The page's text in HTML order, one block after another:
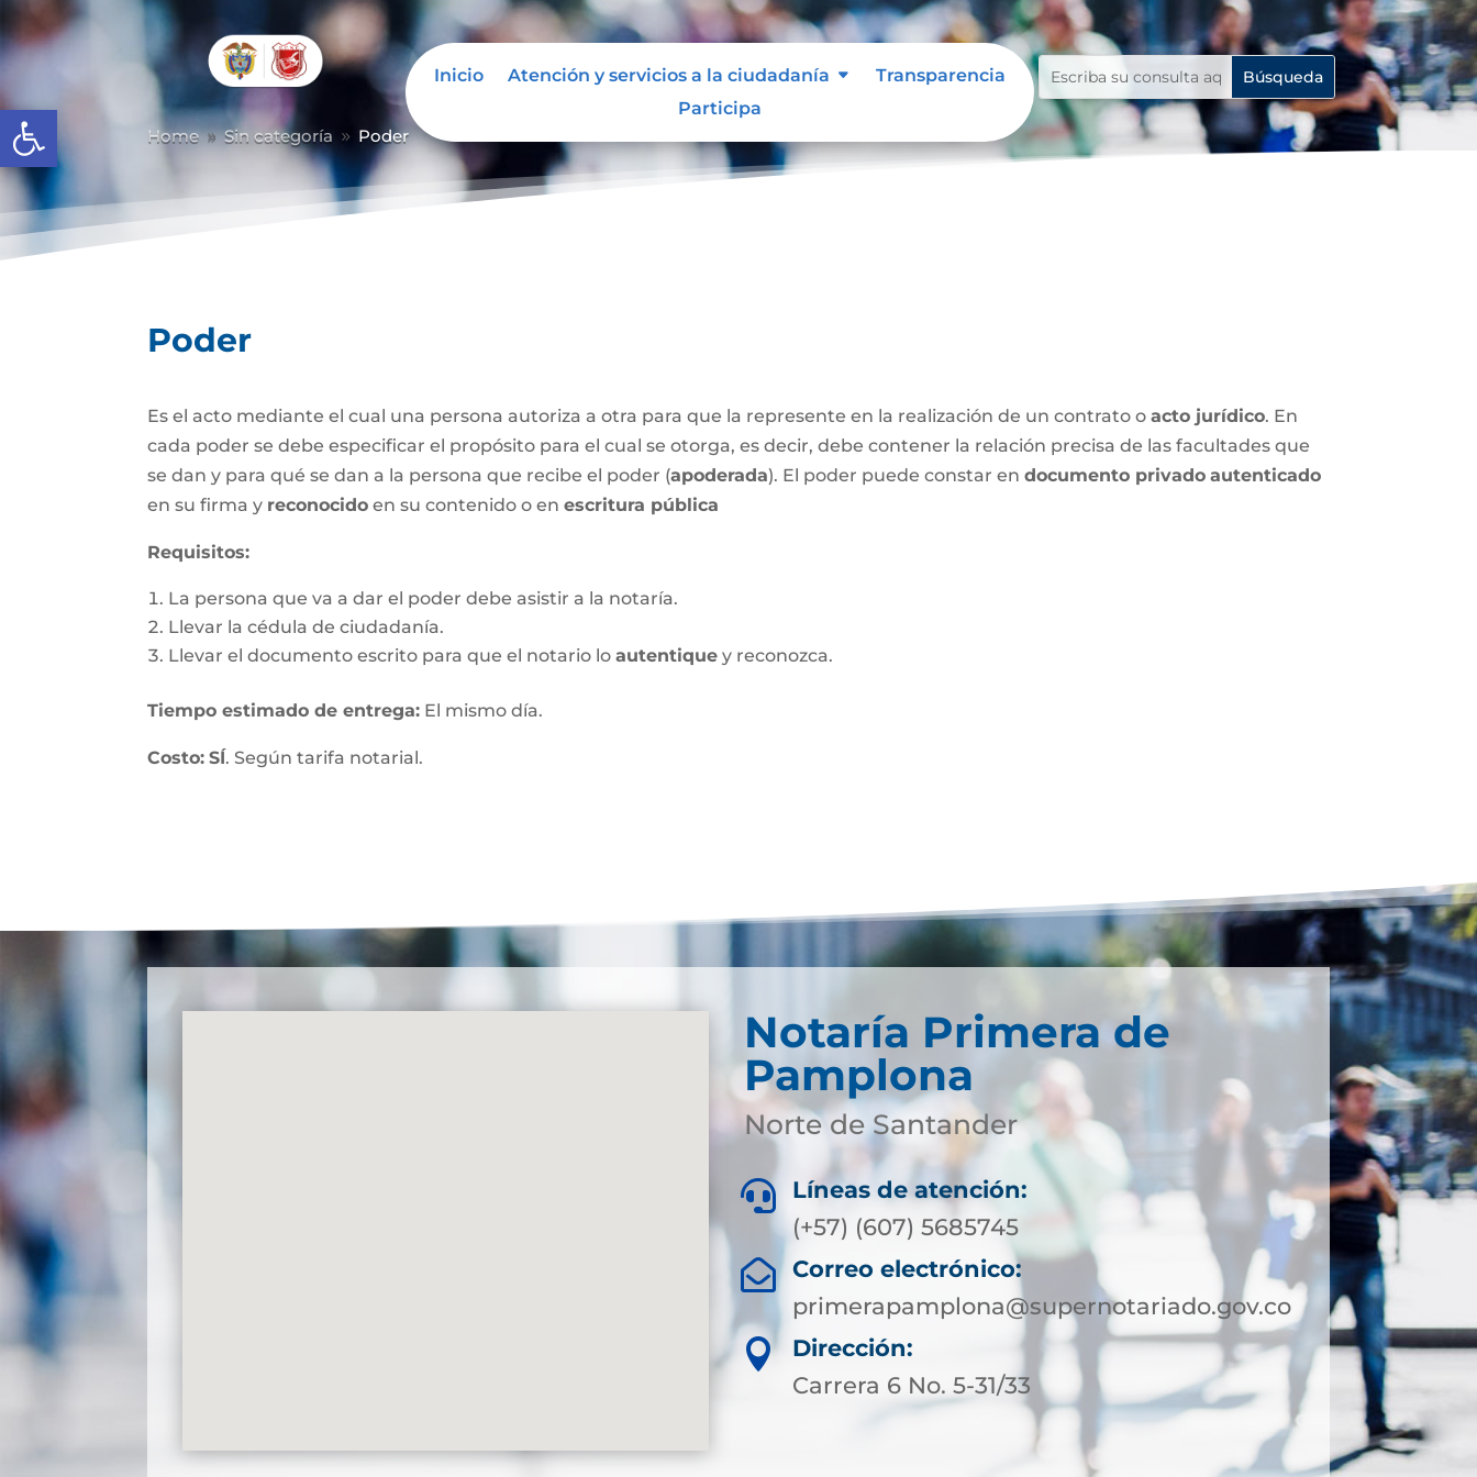
Abrir barra de herramientas
Inicio Atención y servicios a la ciudadanía
Transparencia
Participa
Home 9 Sin categoría 9 Poder
Poder
Es el acto mediante el cual una persona autoriza a otra para que la represente en la realización de un contrato oacto jurídico. En
cada poder se debe especificar el propósito para el cual se otorga, es decir, debe contener la relación precisa de las facultades que
se dan y para qué se dan a la persona que recibe el poder (apoderada). El poder puede constar endocumento privado autenticado
en su firma y reconocido en su contenido o enescritura pública
Requisitos:
La persona que va a dar el poder debe asistir a la notaría.
Llevar la cédula de ciudadanía.
Llevar el documento escrito para que el notario loautentique y reconozca.
Tiempo estimado de entrega: El mismo día.
Costo: SÍ. Según tarifa notarial.
Notaría Primera de
Pamplona
Norte de Santander

Líneas de atención:
(+57) (607) 5685745

Correo electrónico:
primerapamplona@supernotariado.gov.co

Dirección:
Carrera 6 No. 5-31/33